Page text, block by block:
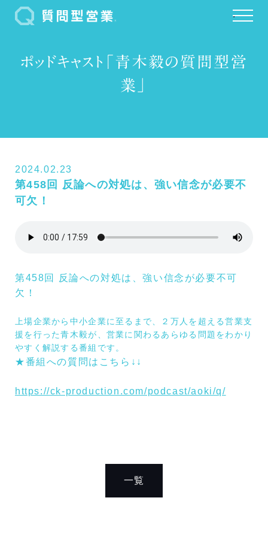
.
ポッドキャスト「青木毅の質問型営
業」
2024.02.23
第458回 反論への対処は、強い信念が必要不
可欠！
第458回 反論への対処は、強い信念が必要不可
欠！
上場企業から中小企業に至るまで、２万人を超える営業支
援を行った青木毅が、営業に関わるあらゆる問題をわかり
やすく解説する番組です。
★番組への質問はこちら ↓↓
https://ck-production.com/podcast/aoki/q/
一覧